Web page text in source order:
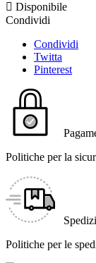
 Disponibile
Condividi
Condividi
Twitta
Pinterest
Politiche per la
Politiche per le